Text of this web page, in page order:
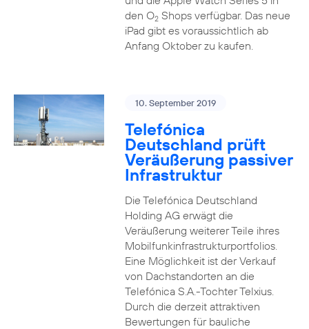
den O2Shops verfügbar. Das neue
iPad gibt es voraussichtlich ab
Anfang Oktober zu kaufen.
10. September 2019
Telefónica
Deutschland prüft
Veräußerung passiver
Infrastruktur
Die Telefónica Deutschland
Holding AG erwägt die
Veräußerung weiterer Teile ihres
Mobilfunkinfrastrukturportfolios.
Eine Möglichkeit ist der Verkauf
von Dachstandorten an die
Telefónica S.A.-Tochter Telxius.
Durch die derzeit attraktiven
Bewertungen für bauliche